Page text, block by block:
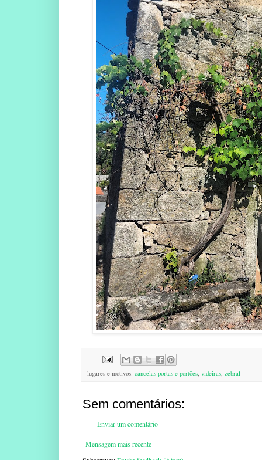
lugares e motivos: cancelas portas e portões, videiras, zebral
Sem comentários:
Enviar um comentário
Mensagem mais recente